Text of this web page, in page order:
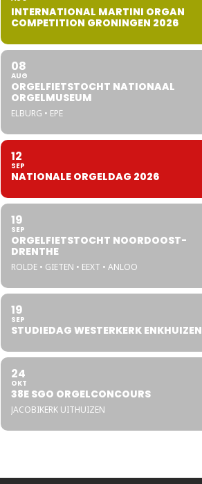
INTERNATIONAL MARTINI ORGAN
COMPETITION GRONINGEN 2026
08
AUG
ORGELFIETSTOCHT NATIONAAL
ORGELMUSEUM
ELBURG • EPE
12
SEP
NATIONALE ORGELDAG 2026
19
SEP
ORGELFIETSTOCHT NOORDOOST-
DRENTHE
ROLDE • GIETEN • EEXT • ANLOO
19
SEP
STUDIEDAG WESTERKERK ENKHUIZEN
24
OKT
38E SGO ORGELCONCOURS
JACOBIKERK UITHUIZEN